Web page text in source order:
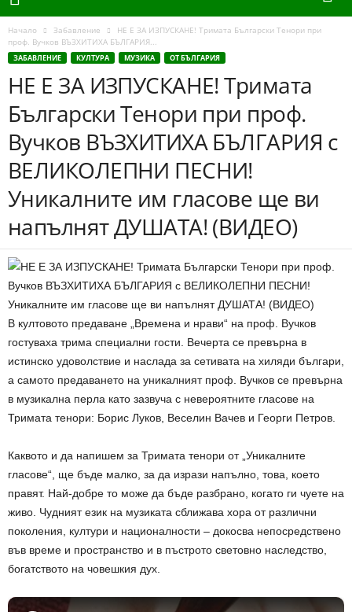
Начало Забавление
НЕ Е ЗА ИЗПУСКАНЕ! Тримата Български Тенори при
проф. Вучков ВЪЗХИТИХА БЪЛГАРИЯ...
ЗАБАВЛЕНИЕ КУЛТУРА МУЗИКА ОТ БЪЛГАРИЯ
НЕ Е ЗА ИЗПУСКАНЕ! Тримата
Български Тенори при проф.
Вучков ВЪЗХИТИХА БЪЛГАРИЯ с
ВЕЛИКОЛЕПНИ ПЕСНИ!
Уникалните им гласове ще ви
напълнят ДУШАТА! (ВИДЕО)
В култовото предаване „ Времена и нрави“ на проф. Вучков
гостуваха трима специални гости. Вечерта се превърна в
истинско удоволствие и наслада за сетивата на хиляди българи,
а самото предаването на уникалният проф. Вучков се превърна
в музикална перла като зазвуча с невероятните гласове на
Тримата тенори: Борис Луков, Веселин Вачев и Георги Петров.
Каквото и да напишем за Тримата тенори от „Уникалните
гласове“ , ще бъде малко, за да изрази напълно, това, което
правят. Най-добре то може да бъде разбрано, когато ги чуете на
живо. Чудният език на музиката сближава хора от различни
поколения, култури и националности – докосва непосредствено
във време и пространство и в пъстрото световно наследство,
богатството на човешкия дух.